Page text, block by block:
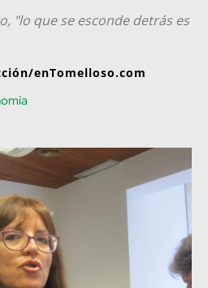
"lo que se esconde detrás es
enTomelloso.com